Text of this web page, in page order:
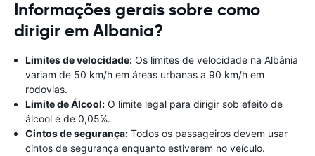
Informações gerais sobre como
dirigir em Albania?
Limites de velocidade: Os limites de velocidade na Albânia
variam de 50 km/h em áreas urbanas a 90 km/h em
rodovias.
Limite de Álcool: O limite legal para dirigir sob efeito de
álcool é de 0,05%.
Cintos de segurança: Todos os passageiros devem usar
cintos de segurança enquanto estiverem no veículo.